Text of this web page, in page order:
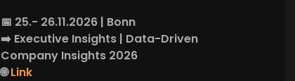
📅 25.- 26.11.2026 | Bonn
➡️ Executive Insights | Data-Driven
Company Insights 2026
🌐Link